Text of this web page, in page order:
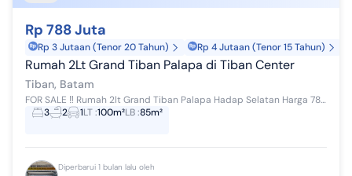
Rp 788 Juta
Rp 3 Jutaan (Tenor 20 Tahun) Rp 4 Jutaan (Tenor 15 Tahun)
Rumah 2Lt Grand Tiban Palapa di Tiban Center
Tiban, Batam
FOR SALE ‼️ Rumah 2lt Grand Tiban Palapa Hadap Selatan Harga 788juta Spesifikasi: ✅Luas Tanah: 100m² ✅Luas bangunan : 85 m² ✅Kamar Tid...
3
2 1LT:100m²LB:85m²
Diperbarui 1 bulan lalu oleh